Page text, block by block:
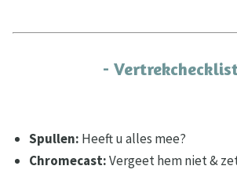
-
Spullen: Heeft u alles mee?
Chromecast:Vergeet hem niet &